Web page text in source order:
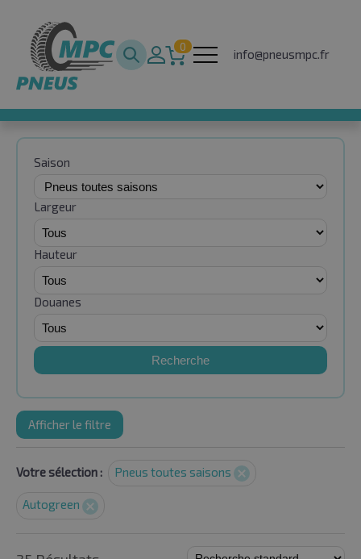
0
info@pneusmpc.fr
Saison
Largeur
Hauteur
Douanes
Recherche
Afficher le filtre
Votre sélection : Pneus toutes saisons
Autogreen